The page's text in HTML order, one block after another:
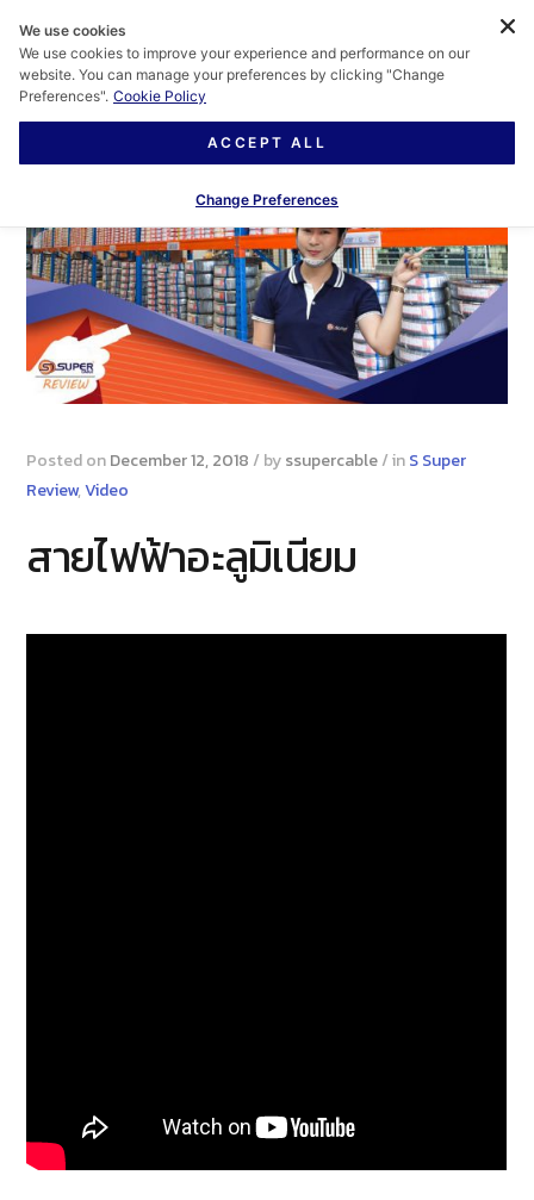
Posted onDecember 12, 2018 / byssupercable/ inS Super
Review,Video
สายไฟฟ้าอะลูมิเนียม
We use cookies
We use cookies to improve your experience and performance on our
website. You can manage your preferences by clicking "Change
Preferences". Cookie Policy
ACCEPT ALL
Change Preferences